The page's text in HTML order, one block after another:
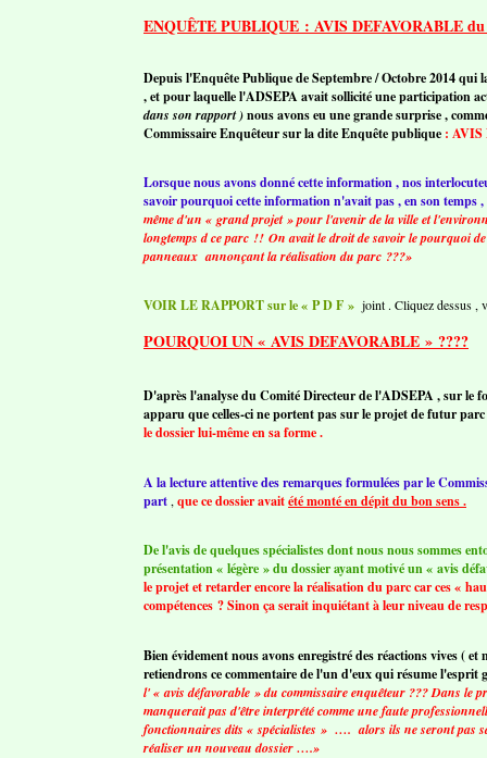
ENQUÊTE PUBLIQUE : AVIS DEFAVORABLE
Depuis l'Enquête Publique de Septembre / Octobre 2014
, et pour laquelle l'ADSEPA avait sollicité une participation
dans son rapport )nous avons eu une grande surprise ,
Commissaire Enquêteur sur la dite Enquête publique : AVIS
Lorsque nous avons donné cette information , nos
savoir pourquoi cette information n'avait pas , en son temps
même d'un « grand projet » pour l'avenir de la ville et
longtemps d ce parc !! On avait le droit de savoir le pourquoi
panneaux annonçant la réalisation du parc ???»
VOIR LE RAPPORT sur le « P D F » joint . Cliquez dessus ,
POURQUOI UN « AVIS DEFAVORABLE » ????
D'après l'analyse du Comité Directeur de l'ADSEPA , sur le
apparu que celles-ci ne portent pas sur le projet de futur
le dossier lui-même en sa forme .
A la lecture attentive des remarques formulées par le
part , que ce dossier avaitété monté en dépit du bon sens .
De l'avis de quelques spécialistes dont nous nous sommes
présentation « légère » du dossier ayant motivé un « avis
le projet et retarder encore la réalisation du parc car ces «
compétences ? Sinon ça serait inquiétant à leur niveau de
Bien évidement nous avons enregistré des réactions vives (
retiendrons ce commentaire de l'un d'eux qui résume l'esprit
l' « avis défavorable » du commissaire enquêteur ??? Dans le
manquerait pas d'être interprété comme une faute
fonctionnaires dits « spécialistes » …. alors ils ne seront pas
réaliser un nouveau dossier ….»